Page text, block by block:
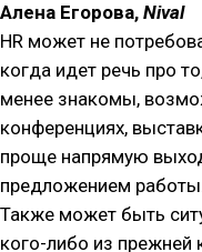
Алена Егорова, Nival
HR может не
когда идет речь про
менее знакомы,
конференциях,
проще напрямую
предложением
Также может быть
кого-либо из прежней